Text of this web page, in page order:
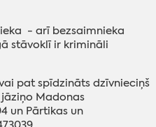
- arī bezsaimnieka
stāvoklī ir krimināli
pat spīdzināts dzīvnieciņš
Madonas
un Pārtikas un